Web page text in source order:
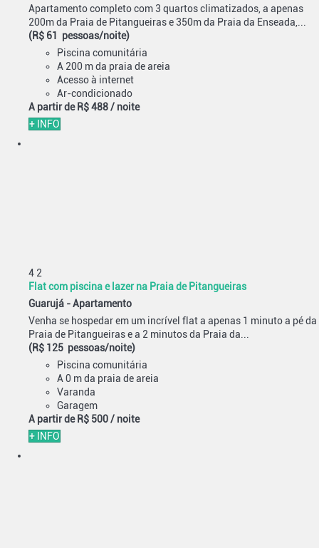
Apartamento completo com 3 quartos climatizados, a apenas
200m da Praia de Pitangueiras e 350m da Praia da Enseada,...
(R$ 61 pessoas/noite)
Piscina comunitária
A 200 m da praia de areia
Acesso à internet
Ar-condicionado
A partir de R$ 488/ noite
+ INFO
4 2
Flat com piscina e lazer na Praia de Pitangueiras
Guarujá -Apartamento
Venha se hospedar em um incrível flat a apenas 1 minuto a pé da
Praia de Pitangueiras e a 2 minutos da Praia da...
(R$ 125 pessoas/noite)
Piscina comunitária
A 0 m da praia de areia
Varanda
Garagem
A partir de R$ 500/ noite
+ INFO